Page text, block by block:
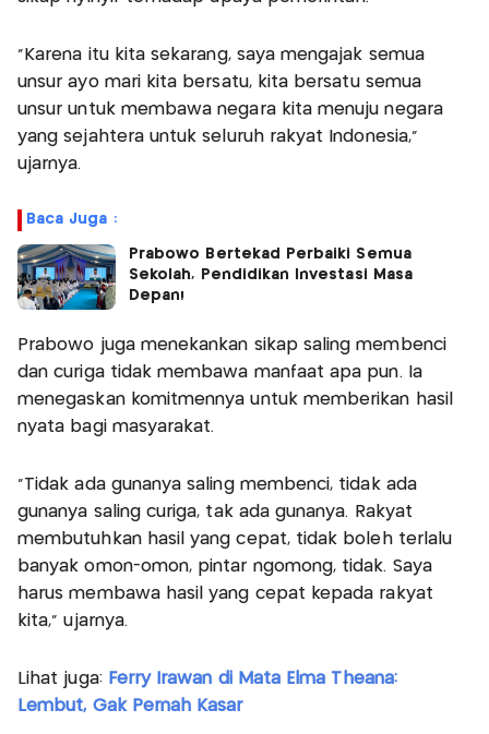
“Karena itu kita sekarang, saya mengajak semua
unsur ayo mari kita bersatu, kita bersatu semua
unsur untuk membawa negara kita menuju negara
yang sejahtera untuk seluruh rakyat Indonesia,”
ujarnya.
Baca Juga :
Prabowo Bertekad Perbaiki Semua
Sekolah, Pendidikan Investasi Masa
Depan!
Prabowo juga menekankan sikap saling membenci
dan curiga tidak membawa manfaat apa pun. Ia
menegaskan komitmennya untuk memberikan hasil
nyata bagi masyarakat.
“Tidak ada gunanya saling membenci, tidak ada
gunanya saling curiga, tak ada gunanya. Rakyat
membutuhkan hasil yang cepat, tidak boleh terlalu
banyak omon-omon, pintar ngomong, tidak. Saya
harus membawa hasil yang cepat kepada rakyat
kita,” ujarnya.
Lihat juga: Ferry Irawan di Mata Elma Theana:
Lembut, Gak Pernah Kasar